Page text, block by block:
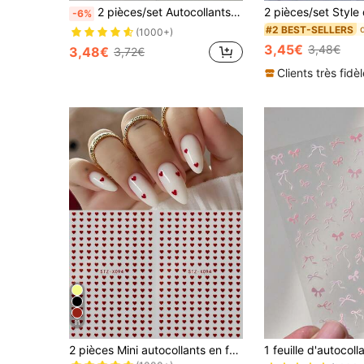
-6% 2 pièces/set Autocollants d'ongles 3D à motif floral d'été, vagues d'eau, fleurs jaunes et plumes. Modelage doux et embossage 5D. Décoration d'ongles DIY pour vacances et mariage
(1000+)
3,48€ 3,72€
#2 BEST-SELLERS
3,45€ 3,48€
Clients très
11
2 pièces Mini autocollants en forme de cœur rouge pour nail art, décalcomanies pour ongles de la Saint-Valentin, fournitures pour ongles du Nouvel An, décoration de bijoux pour ongles DIY
#4 BEST-SELLERS
de Autocollants Nail Art 2D Autocollants de décora
(1000+)